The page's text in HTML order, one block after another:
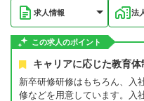
求人情報 法
この求人のポイント
キャリアに応じた教育体
新卒研修研修はもちろん、入
修などを用意しています。入